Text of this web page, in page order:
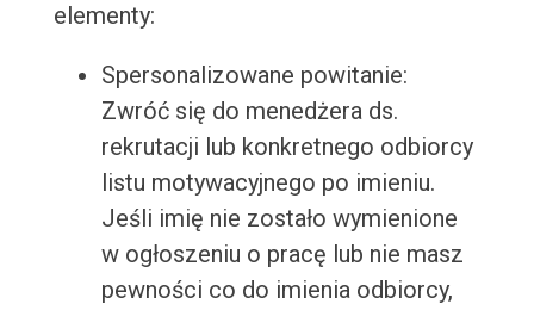
elementy:
Spersonalizowane powitanie:
Zwróć się do menedżera ds.
rekrutacji lub konkretnego odbiorcy
listu motywacyjnego po imieniu.
Jeśli imię nie zostało wymienione
w ogłoszeniu o pracę lub nie masz
pewności co do imienia odbiorcy,